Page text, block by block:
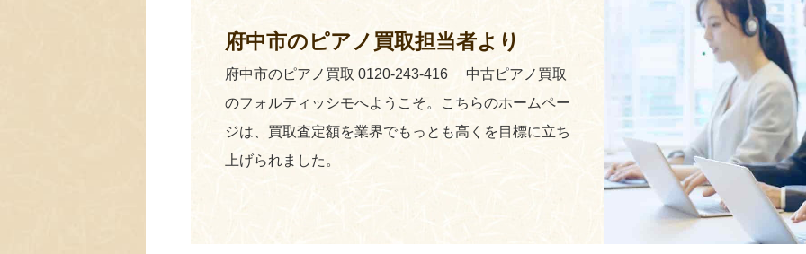
府中市のピアノ買取担当者より
府中市のピアノ買取 0120-243-416 中古ピアノ買取
のフォルティッシモへようこそ。こちらのホームペー
ジは、買取査定額を業界でもっとも高くを目標に立ち
上げられました。